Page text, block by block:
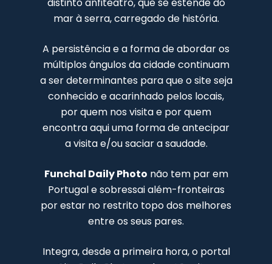
mar à serra, carregado de história.
A persistência e a forma de abordar os
múltiplos ângulos da cidade continuam
a ser determinantes para que o site seja
conhecido e acarinhado pelos locais,
por quem nos visita e por quem
encontra aqui uma forma de antecipar
a visita e/ou saciar a saudade.
Funchal Daily Photo não tem par em
Portugal e sobressai além-fronteiras
por estar no restrito topo dos melhores
entre os seus pares.
Integra, desde a primeira hora, o portal